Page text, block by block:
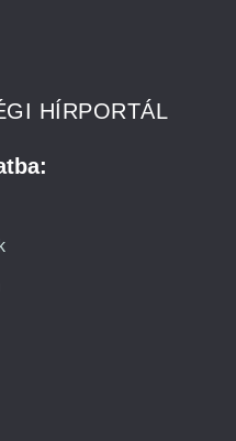
HÍRPORTÁL